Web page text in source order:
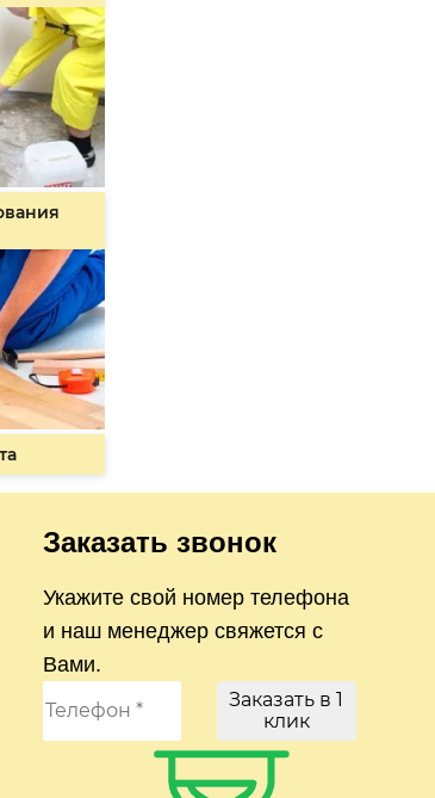
Заказать звонок
Укажите свой номер телефона
и наш менеджер свяжется с
Вами.
Заказать в 1
клик